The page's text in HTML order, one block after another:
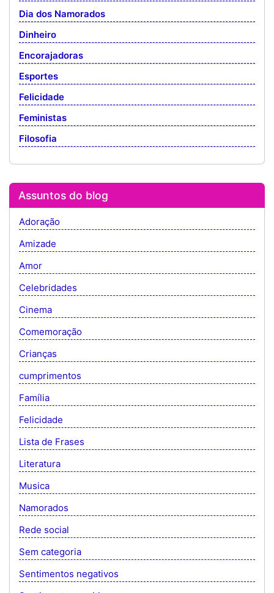
Dia dos Namorados
Dinheiro
Encorajadoras
Esportes
Felicidade
Feministas
Filosofia
Assuntos do blog
Adoração
Amizade
Amor
Celebridades
Cinema
Comemoração
Crianças
cumprimentos
Família
Felicidade
Lista de Frases
Literatura
Musica
Namorados
Rede social
Sem categoria
Sentimentos negativos